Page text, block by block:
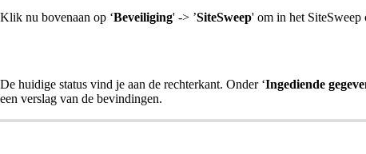
Klik nu bovenaan op ‘Beveiliging' -> ’SiteSweep' om in het SiteSweep
De huidige status vind je aan de rechterkant. Onder ‘Ingediende
een verslag van de bevindingen.